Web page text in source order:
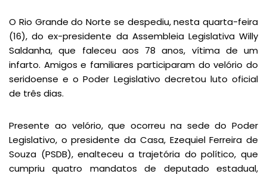
O Rio Grande do Norte se despediu, nesta quarta-feira
(16), do ex-presidente da Assembleia Legislativa Willy
Saldanha, que faleceu aos 78 anos, vítima de um
infarto. Amigos e familiares participaram do velório do
seridoense e o Poder Legislativo decretou luto oficial
de três dias.
Presente ao velório, que ocorreu na sede do Poder
Legislativo, o presidente da Casa, Ezequiel Ferreira de
Souza (PSDB), enalteceu a trajetória do político, que
cumpriu quatro mandatos de deputado estadual,